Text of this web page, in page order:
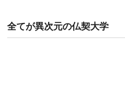
全てが異次元の仏契大学